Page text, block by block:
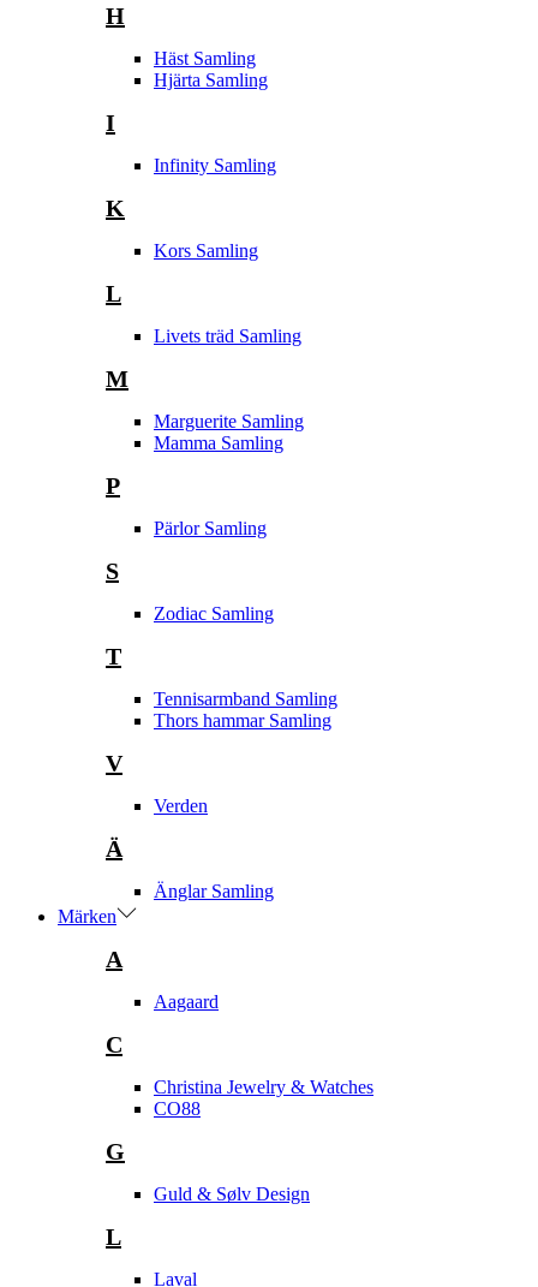
H
Häst Samling
Hjärta Samling
I
Infinity Samling
K
Kors Samling
L
Livets träd Samling
M
Marguerite Samling
Mamma Samling
P
Pärlor Samling
S
Zodiac Samling
T
Tennisarmband Samling
Thors hammar Samling
V
Verden
Ä
Änglar Samling
Märken
A
Aagaard
C
Christina Jewelry & Watches
CO88
G
Guld & Sølv Design
L
Laval